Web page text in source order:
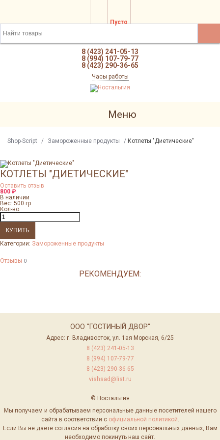
Пусто
8 (423) 241-05-13
8 (994) 107-79-77
8 (423) 290-36-65
Часы работы
Меню
Shop-Script / Замороженные продукты / Котлеты "Диетические"
КОТЛЕТЫ "ДИЕТИЧЕСКИЕ"
Оставить отзыв
800 ₽
В наличии
Вес: 500 гр
Кол-во:
Категории: Замороженные продукты
Отзывы 0
РЕКОМЕНДУЕМ:
ООО "ГОСТИНЫЙ ДВОР"
Адрес: г. Владивосток, ул. 1ая Морская, 6/25
8 (423) 241-05-13
8 (994) 107-79-77
8 (423) 290-36-65
vishsad@list.ru
© Ностальгия
Мы получаем и обрабатываем персональные данные посетителей нашего
сайта в соответствии с официальной политикой.
Если Вы не даете согласия на обработку своих персональных данных, Вам
необходимо покинуть наш сайт.